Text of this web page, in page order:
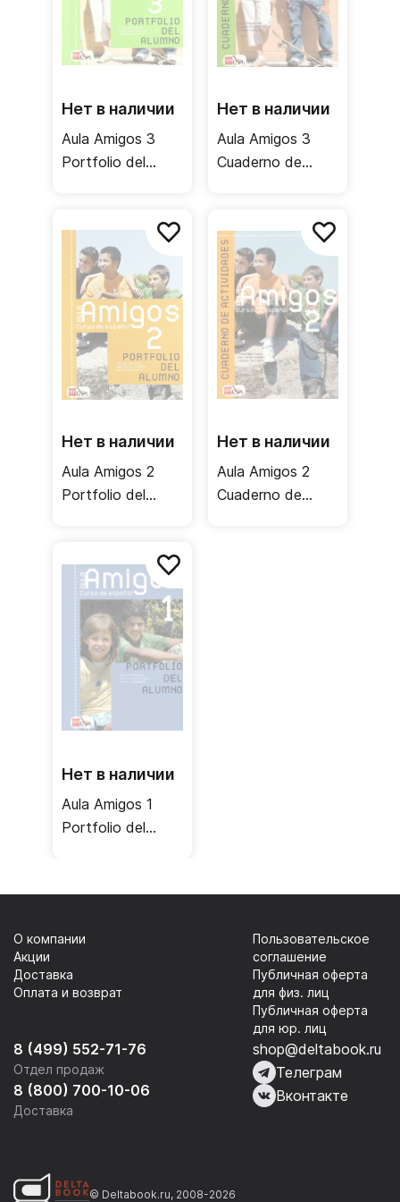
Нет в наличии
Aula Amigos 3
Portfolio del
Нет в наличии
Aula Amigos 3
Cuaderno de
Нет в наличии
Aula Amigos 2
Portfolio del
Нет в наличии
Aula Amigos 2
Cuaderno de
Нет в наличии
Aula Amigos 1
Portfolio del
8 (499) 552-71-76
Отдел продаж
8 (800) 700-10-06
Доставка
О компании
Акции
Доставка
Оплата и возврат
Пользовательское
соглашение
Публичная оферта
для физ. лиц
Публичная оферта
для юр. лиц
shop@deltabook.ru
Телеграм
Вконтакте
© Deltabook.ru, 2008-2026